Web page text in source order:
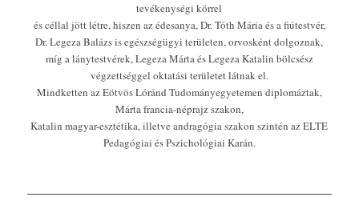
tevékenységi körrel
és céllal jött létre, hiszen az édesanya, Dr. Tóth Mária és a fiútestvér,
Dr. Legeza Balázs is egészségügyi területen, orvosként dolgoznak,
míg a lánytestvérek, Legeza Márta és Legeza Katalin bölcsész
végzettséggel oktatási területet látnak el.
Mindketten az Eötvös Lóránd Tudományegyetemen diplomáztak,
Márta francia-néprajz szakon,
Katalin magyar-esztétika, illetve andragógia szakon szintén az ELTE
Pedagógiai és Pszichológiai Karán.